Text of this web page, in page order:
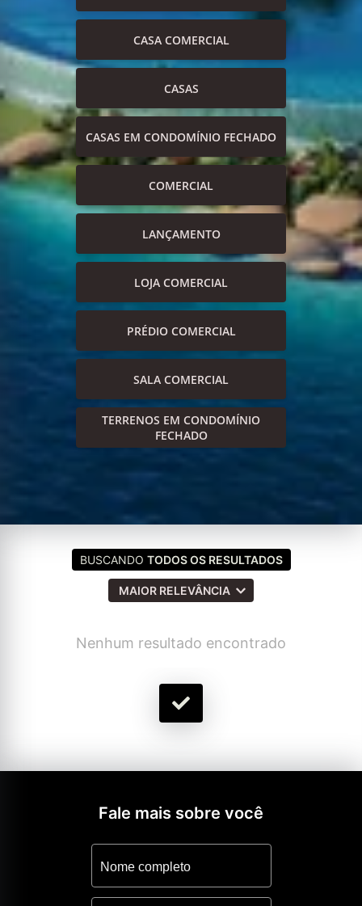
CASA COMERCIAL
CASAS
CASAS EM CONDOMÍNIO FECHADO
COMERCIAL
LANÇAMENTO
LOJA COMERCIAL
PRÉDIO COMERCIAL
SALA COMERCIAL
TERRENOS EM CONDOMÍNIO
FECHADO
BUSCANDO TODOS OS RESULTADOS
MAIOR RELEVÂNCIA
Nenhum resultado encontrado
Fale mais sobre você